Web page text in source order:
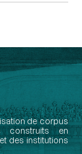
de corpus
construits en
des institutions